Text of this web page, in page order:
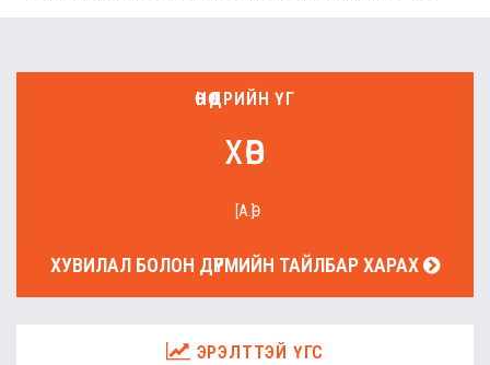
ӨНӨӨДРИЙН ҮГ
хөв
[А.Ө]
ХУВИЛАЛ БОЛОН ДҮРМИЙН ТАЙЛБАР ХАРАХ
ЭРЭЛТТЭЙ ҮГС